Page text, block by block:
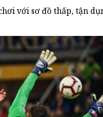
với sơ đồ thấp, tận